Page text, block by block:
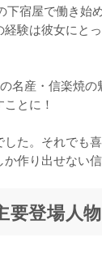
宿屋で働き始
験は彼女にと
名産・信楽焼
とに！
た。それでも
作り出せない
登場人